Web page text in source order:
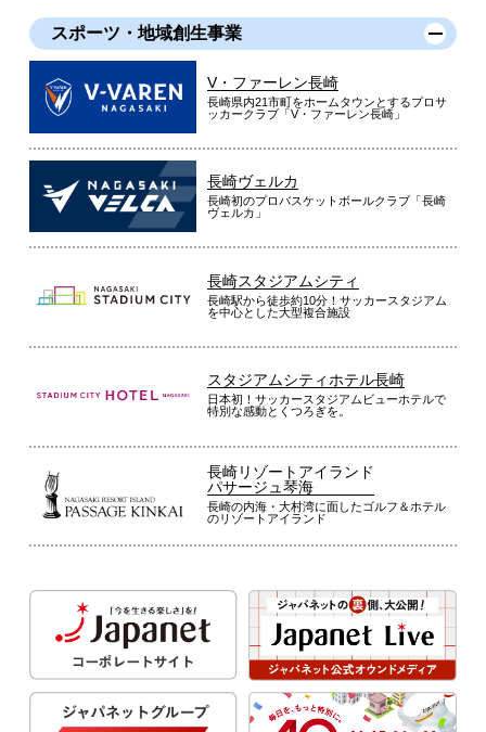
スポーツ・地域創生事業
V・ファーレン長崎
長崎県内21市町をホームタウンとするプロサ
ッカークラブ「V・ファーレン長崎」
長崎ヴェルカ
長崎初のプロバスケットボールクラブ「長崎
ヴェルカ」
長崎スタジアムシティ
長崎駅から徒歩約10分！サッカースタジアム
を中心とした大型複合施設
スタジアムシティホテル長崎
日本初！サッカースタジアムビューホテルで
特別な感動とくつろぎを。
長崎リゾートアイランド
パサージュ琴海
長崎の内海・大村湾に面したゴルフ＆ホテル
のリゾートアイランド